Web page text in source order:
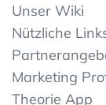
Unser Wiki
Nützliche
Marketing
Theorie App